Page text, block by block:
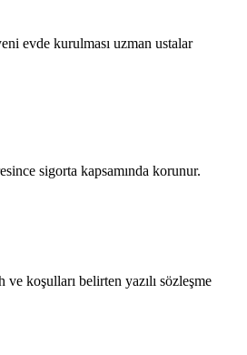
evde kurulması uzman ustalar
sigorta kapsamında korunur.
ve koşulları belirten yazılı sözleşme